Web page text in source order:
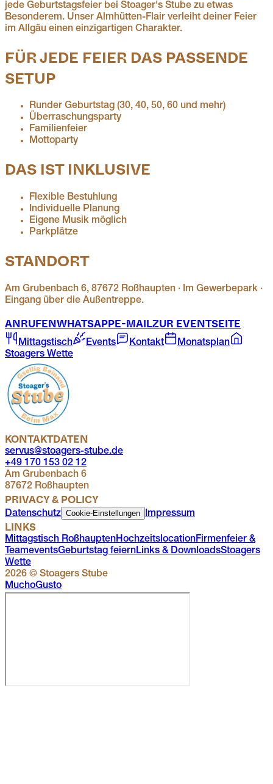
jede Geburtstagsfeier bei Stoager's Stube zu etwas
Besonderem. Unser Almhütten-Flair verleiht deiner Feier
im Allgäu einen einzigartigen Charakter.
FÜR JEDE FEIER DAS PASSENDE
SETUP
Runder Geburtstag (30, 40, 50, 60 und mehr)
Überraschungsparty
Familienfeier
Mottoparty
DAS IST INKLUSIVE
Flexible Bestuhlung
Individuelle Planung
Eigene Musik möglich
Parkplätze
STANDORT
Am Grubenbach 6, 87672 Roßhaupten · Im Gewerbepark ·
Eingang über die Außentreppe.
ANRUFENWHATSAPPE-MAILZUR EVENTSEITE
Mittagstisch Events Kontakt
Monatsplan
Stoagers Wette
KONTAKTDATEN
servus@stoagers-stube.de
+49 170 153 02 12
Am Grubenbach 6
87672 Roßhaupten
PRIVACY & POLICY
Datenschutz Cookie-Einstellungen Impressum
LINKS
Mittagstisch RoßhauptenHochzeitslocationFirmenfeier &
TeameventsGeburtstag feiernLinks & DownloadsStoagers
Wette
2026 © Stoagers Stube
MuchoGusto